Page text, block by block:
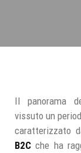
Il panorama
vissuto un
caratterizzato
B2C che ha